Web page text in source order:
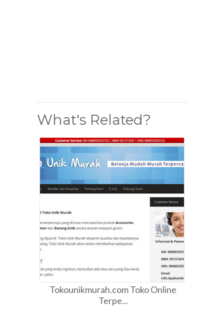
What's Related?
Tokounikmurah.com Toko Online
Terpe...